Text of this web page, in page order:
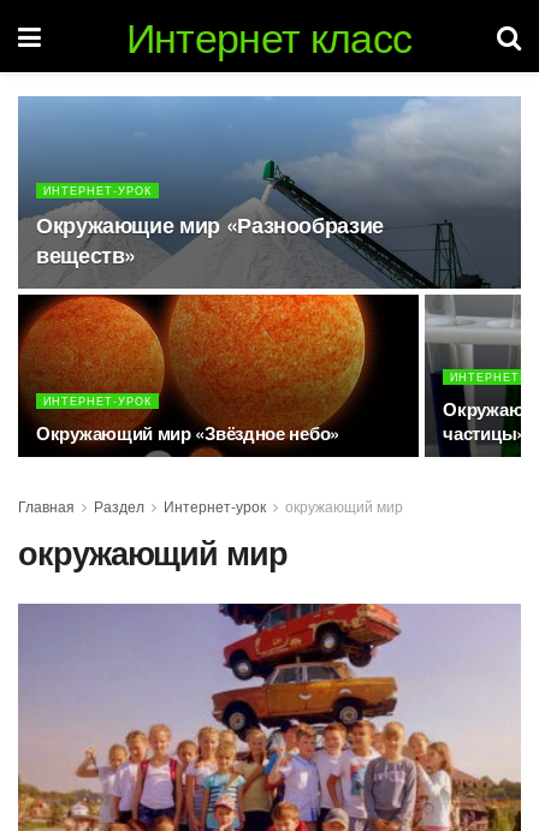
Интернет класс
ИНТЕРНЕТ-УРОК
Окружающие мир «Разнообразие
веществ»
ИНТЕРНЕТ-УРОК
Окружающий мир «Звёздное небо»
ИНТЕРНЕТ-
частицы»
Главная Раздел Интернет-урок окружающий мир
окружающий мир